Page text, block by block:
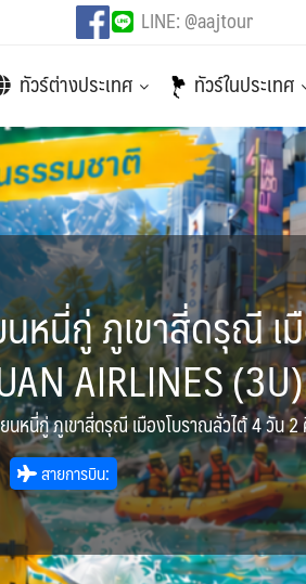
LINE: @aajtour
ทัวร์ต่างประเทศ ทัวร์ในประเทศ
หนี่กู่ ภูเขาสี่ดรุณี เ
AIRLINES (3U)
หนี่กู่ ภูเขาสี่ดรุณี เมืองโบราณลั่วไต้ 4 วัน
สายการบิน: